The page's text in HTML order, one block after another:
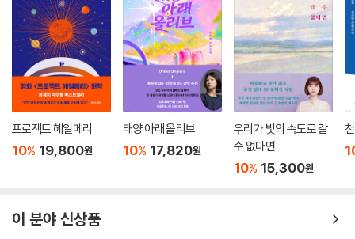
인과율의 법칙은 시간 여행을 개발하고 이용하는 자들에게는 아직도 수수
께끼나 다름없으며, 점점 수수께끼의 벽에 다가가는 옥스퍼드의 시간 여행
자들은 언젠가 이 벽에 부딪히게 될 것입니다. 그 벽은 어둠이며 신비겠지
요. 두려움이자 슬픔일 수도 있습니다. 그러나 시간 여행자들은 뭔가를 포
기하는 법을 아직 잘 모를 정도로 젊고 열성적이며 인간을 포함한 세상을
사랑합니다. 그들은 기꺼이 벽에 부딪힐 것입니다. 곧바로 이어지는 작품
『올 클리어』의 어둠 속으로요.
준비되셨습니까? 최고의 시간 여행 SF 시리즈의 가장 야심 찬 최신작이자
니다. 생텍쥐페리가 그랬던가요. 어두워질수록 비행은 아름다워집니다.
프로젝트 헤일메리
10% 19,800원
태양 아래 올리브
10% 17,820원
우리가 빛의 속도로 갈
수 없다면
10% 15,300원
이 분야 신상품